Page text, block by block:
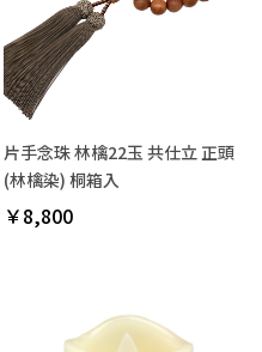
片手念珠 林檎22玉 共仕立 正頭
(林檎染) 桐箱入
￥8,800